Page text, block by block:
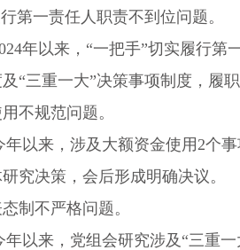
一责任人职责不到位问题。
以来，“一把手”切实履行第
“三重一大”决策事项制度，履
规范问题。
来，涉及大额资金使用2个事
究决策，会后形成明确决议。
不严格问题。
来，党组会研究涉及“三重一